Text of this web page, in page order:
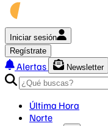
Iniciar sesión
Regístrate
Alertas
Newsletter
Última Hora
Norte